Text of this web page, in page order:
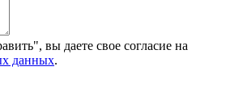
вы даете свое согласие на
данных.